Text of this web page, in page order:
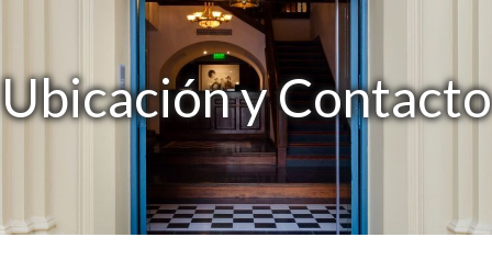
Ubicación y Contacto